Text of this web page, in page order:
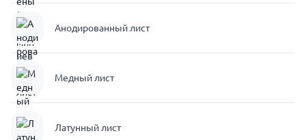
Анодированный лист
Медный лист
Латунный лист